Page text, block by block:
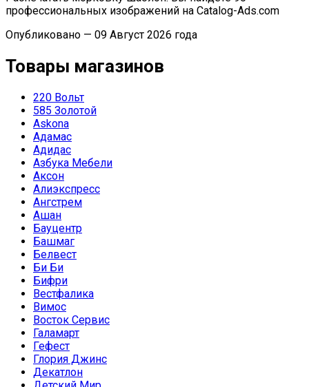
профессиональных изображений на Catalog-Ads.com
Опубликовано — 09 Август 2026 года
Товары магазинов
220 Вольт
585 Золотой
Askona
Адамас
Адидас
Азбука Мебели
Аксон
Алиэкспресс
Ангстрем
Ашан
Бауцентр
Башмаг
Белвест
Би Би
Бифри
Вестфалика
Вимос
Восток Сервис
Галамарт
Гефест
Глория Джинс
Декатлон